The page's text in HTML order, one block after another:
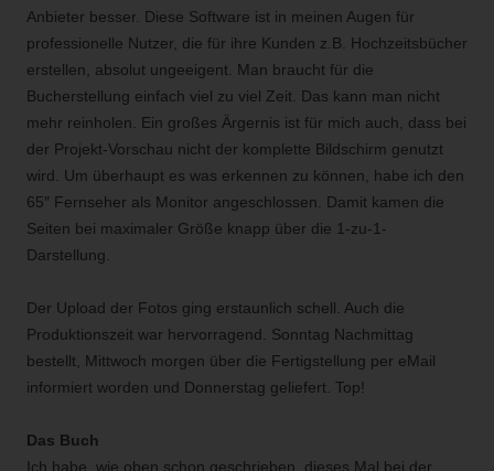
Anbieter besser. Diese Software ist in meinen Augen für
professionelle Nutzer, die für ihre Kunden z.B. Hochzeitsbücher
erstellen, absolut ungeeigent. Man braucht für die
Bucherstellung einfach viel zu viel Zeit. Das kann man nicht
mehr reinholen. Ein großes Ärgernis ist für mich auch, dass bei
der Projekt-Vorschau nicht der komplette Bildschirm genutzt
wird. Um überhaupt es was erkennen zu können, habe ich den
65″ Fernseher als Monitor angeschlossen. Damit kamen die
Seiten bei maximaler Größe knapp über die 1-zu-1-
Darstellung.
Der Upload der Fotos ging erstaunlich schell. Auch die
Produktionszeit war hervorragend. Sonntag Nachmittag
bestellt, Mittwoch morgen über die Fertigstellung per eMail
informiert worden und Donnerstag geliefert. Top!
Das Buch
Ich habe, wie oben schon geschrieben, dieses Mal bei der